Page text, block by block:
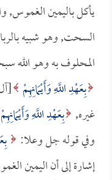
يأكل باليمين الغموس,
السحت, وهو شبيه
المحلوف به وهو الله
بِعَهْدِ اللَّهِ وَأَيْمَانِهِمْ
غيره, بِعَهْدِ اللَّهِ وَأَيْمَانِهِمْ
وفي قوله جل وعلا:
إشارة إلى أن اليمين